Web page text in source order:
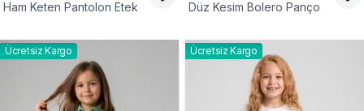
Ham Keten Pantolon Etek
Düz Kesim Bolero Panço
Ücretsiz Kargo Ücretsiz Kargo